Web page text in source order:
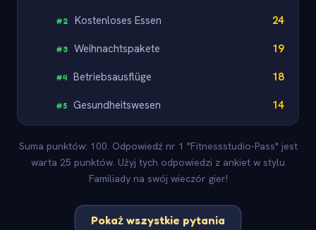
#2 Kostenloses Essen 24
#3 Weihnachtspakete 19
#4 Betriebsausflüge 18
#5 Gesundheitswesen 14
Suma punktów: 100. Odpowiedź nr 1 "Fitnessstudio-Pass" jest
warta 25 punktów. Użyj tych odpowiedzi z ankiet w stylu
Familiady na swój wieczór gier!
Pokaż wszystkie pytania